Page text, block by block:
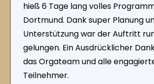
hieß 6 Tage lang volles
Dortmund. Dank super Planung
Unterstützung war der Auftritt
gelungen. Ein Ausdrücklicher
das Orgateam und alle
Teilnehmer.